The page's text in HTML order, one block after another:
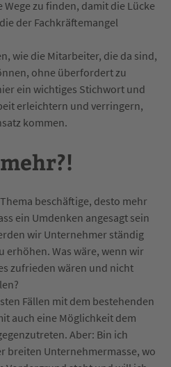
zu finden, damit die Lücke
der Fachkräftemangel
wie die Mitarbeiter, die da sind,
ohne überfordert zu
ein wichtiges Stichwort und
erleichtern und verringern,
kommen.
beschäftige, desto mehr
ein Umdenken angesagt sein
wir Unternehmer ständig
erhöhen. Was wäre, wenn wir
zufrieden wären und nicht
Fällen mit dem bestehenden
auch eine Möglichkeit dem
Aber: Bin ich
breiten Unternehmermasse, wo